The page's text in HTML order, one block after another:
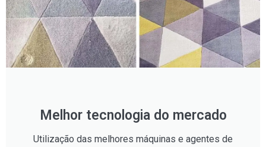
Melhor tecnologia do mercado
Utilização das melhores máquinas e agentes de